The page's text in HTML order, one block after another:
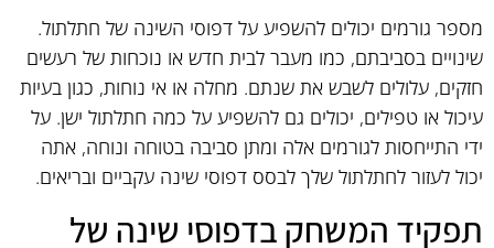
מספר גורמים יכולים להשפיע על דפוסי השינה של חתלתול.
שינויים בסביבתם, כמו מעבר לבית חדש או נוכחות של רעשים
חזקים, עלולים לשבש את שנתם. מחלה או אי נוחות, כגון בעיות
עיכול או טפילים, יכולים גם להשפיע על כמה חתלתול ישן. על
ידי התייחסות לגורמים אלה ומתן סביבה בטוחה ונוחה, אתה
יכול לעזור לחתלתול שלך לבסס דפוסי שינה עקביים ובריאים.
תפקיד המשחק בדפוסי שינה של